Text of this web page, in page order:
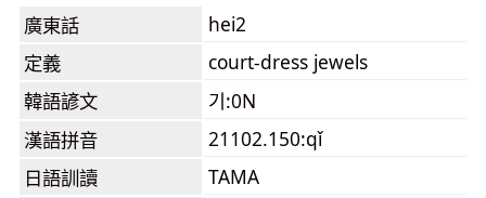
廣東話
hei2
定義
court-dress jewels
韓語諺文
기:0N
漢語拼音
21102.150:qǐ
日語訓讀
TAMA